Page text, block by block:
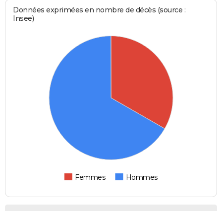
Données exprimées en nombre de décès (source :
Insee)
Femmes Hommes